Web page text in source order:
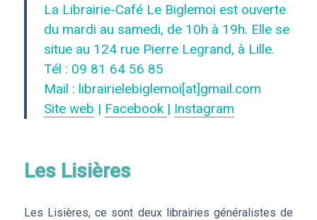
La Librairie-Café Le Biglemoi est ouverte
du mardi au samedi, de 10h à 19h. Elle se
situe au 124 rue Pierre Legrand, à Lille.
Tél : 09 81 64 56 85
Mail : librairielebiglemoi[at]gmail.com
Site web | Facebook | Instagram
Les Lisières
Les Lisières, ce sont deux librairies généralistes de